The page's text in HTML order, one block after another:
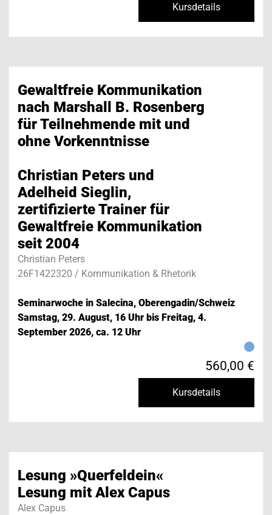
Kursdetails
Gewaltfreie Kommunikation
nach Marshall B. Rosenberg
für Teilnehmende mit und
ohne Vorkenntnisse
Christian Peters und
Adelheid Sieglin,
zertifizierte Trainer für
Gewaltfreie Kommunikation
seit 2004
Christian Peters
26F1422320 / Kommunikation & Rhetorik
Seminarwoche in Salecina, Oberengadin/Schweiz
Samstag, 29. August, 16 Uhr bis Freitag, 4.
September 2026, ca. 12 Uhr
560,00 €
Kursdetails
Lesung »Querfeldein«
Lesung mit Alex Capus
Alex Capus